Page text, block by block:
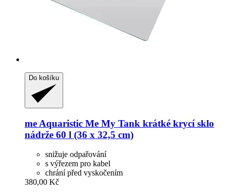
Do košíku
me Aquaristic Me My Tank krátké krycí sklo
nádrže 60 l (36 x 32,5 cm)
snižuje odpařování
s výřezem pro kabel
chrání před vyskočením
380,00 Kč